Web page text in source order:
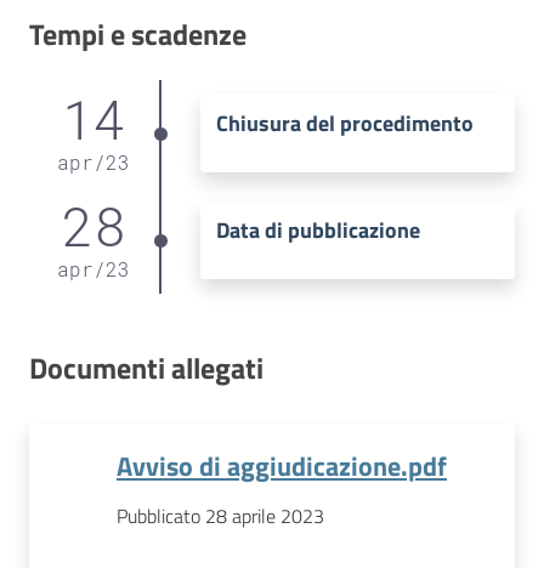
Tempi e scadenze
14
apr/23
Chiusura del procedimento
28
apr/23
Data di pubblicazione
Documenti allegati
Avviso di aggiudicazione.pdf
Pubblicato 28 aprile 2023